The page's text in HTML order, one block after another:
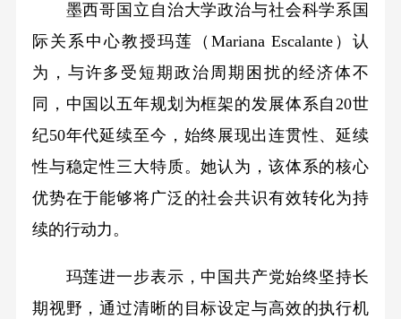
墨西哥国立自治大学政治与社会科学系国
际关系中心教授玛莲（Mariana Escalante）认
为，与许多受短期政治周期困扰的经济体不
同，中国以五年规划为框架的发展体系自20世
纪50年代延续至今，始终展现出连贯性、延续
性与稳定性三大特质。她认为，该体系的核心
优势在于能够将广泛的社会共识有效转化为持
续的行动力。
玛莲进一步表示，中国共产党始终坚持长
期视野，通过清晰的目标设定与高效的执行机